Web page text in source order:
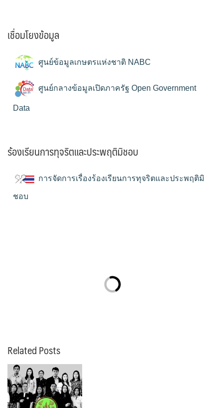
เชื่อมโยงข้อมูล
ศูนย์ข้อมูลเกษตรแห่งชาติ NABC
ศูนย์กลางข้อมูลเปิดภาครัฐ Open Government
Data
ร้องเรียนการทุจริตและประพฤติมิชอบ
การจัดการเรื่องร้องเรียนการทุจริตและประพฤติมิ
ชอบ
Related Posts